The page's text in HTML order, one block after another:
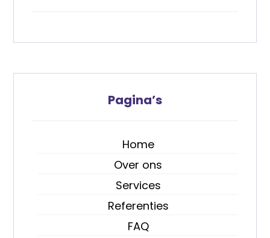
Pagina’s
Home
Over ons
Services
Referenties
FAQ